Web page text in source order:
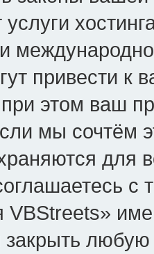
услуги
привести к
этом ваш
мы сочтём
для
закрыть